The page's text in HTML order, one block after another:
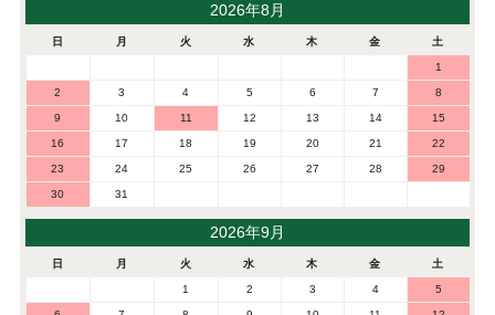
2026年8月
日 月 火 水 木 金 土
1
2 3 4 5 6 7 8
9 10 11 12 13 14 15
16 17 18 19 20 21 22
23 24 25 26 27 28 29
30 31
2026年9月
日 月 火 水 木 金 土
1 2 3 4 5